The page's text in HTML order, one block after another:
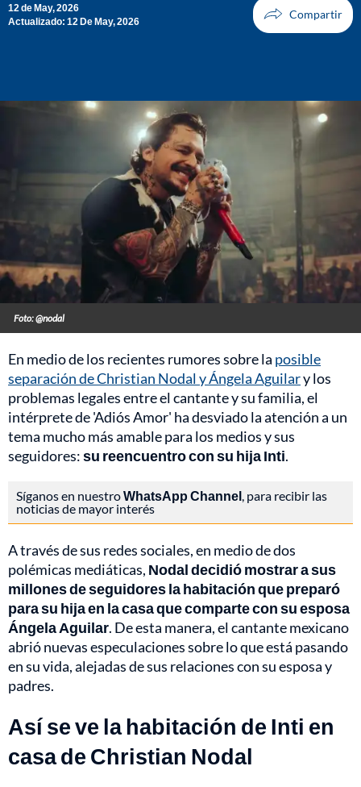
12 de May, 2026
Actualizado: 12 De May, 2026
Foto: @nodal
En medio de los recientes rumores sobre la posible
separación de Christian Nodal y Ángela Aguilary los
problemas legales entre el cantante y su familia, el
intérprete de 'Adiós Amor' ha desviado la atención a un
tema mucho más amable para los medios y sus
seguidores:su reencuentro con su hija Inti.
Síganos en nuestroWhatsApp Channel, para recibir las
noticias de mayor interés
A través de sus redes sociales, en medio de dos
polémicas mediáticas, Nodal decidió mostrar a sus
millones de seguidores la habitación que preparó
para su hija en la casa que comparte con su esposa
Ángela Aguilar. De esta manera, el cantante mexicano
abrió nuevas especulaciones sobre lo que está pasando
en su vida, alejadas de sus relaciones con su esposa y
padres.
Así se ve la habitación de Inti en
casa de Christian Nodal